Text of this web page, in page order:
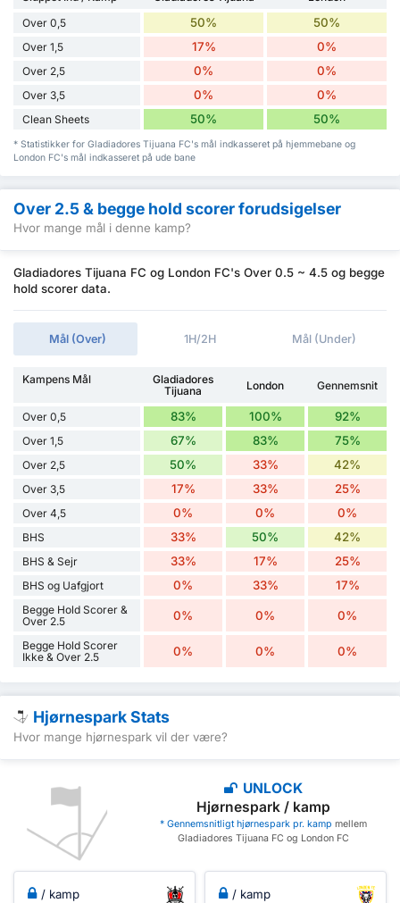
Over 0,5
50% 50%
Over 1,5 17% 0%
Over 2,5 0% 0%
Over 3,5 0% 0%
Clean Sheets 50% 50%
* Statistikker for Gladiadores Tijuana FC's mål indkasseret på hjemmebane og
London FC's mål indkasseret på ude bane
Over 2.5 & begge hold scorer forudsigelser
Hvor mange mål i denne kamp?
Gladiadores Tijuana FC og London FC's Over 0.5 ~ 4.5 og begge
hold scorer data.
Mål (Over) 1H/2H Mål (Under)
Kampens Mål
Gladiadores
Tijuana
London Gennemsnit
Over 0,5 83% 100% 92%
Over 1,5 67% 83% 75%
Over 2,5 50% 33% 42%
Over 3,5 17% 33% 25%
Over 4,5 0% 0% 0%
BHS 33% 50% 42%
BHS & Sejr 33% 17% 25%
BHS og Uafgjort 0% 33% 17%
Begge Hold Scorer &
Over 2.5
0% 0% 0%
Begge Hold Scorer
Ikke & Over 2.5
0% 0% 0%
Hjørnespark Stats
Hvor mange hjørnespark vil der være?
UNLOCK
Hjørnespark / kamp
* Gennemsnitligt hjørnespark pr. kamp mellem
Gladiadores Tijuana FC og London FC
/ kamp / kamp